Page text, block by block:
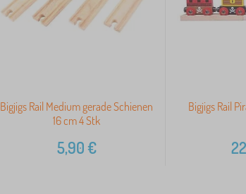
Bigjigs Rail Medium gerade Schienen
16 cm 4 Stk
5,90€
Bigjigs Rail